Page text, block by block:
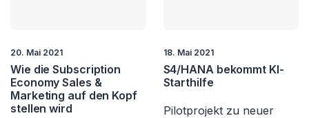
20. Mai 2021
Wie die Subscription
Economy Sales &
Marketing auf den Kopf
stellen wird
18. Mai 2021
S4/HANA bekommt KI-
Starthilfe
Pilotprojekt zu neuer